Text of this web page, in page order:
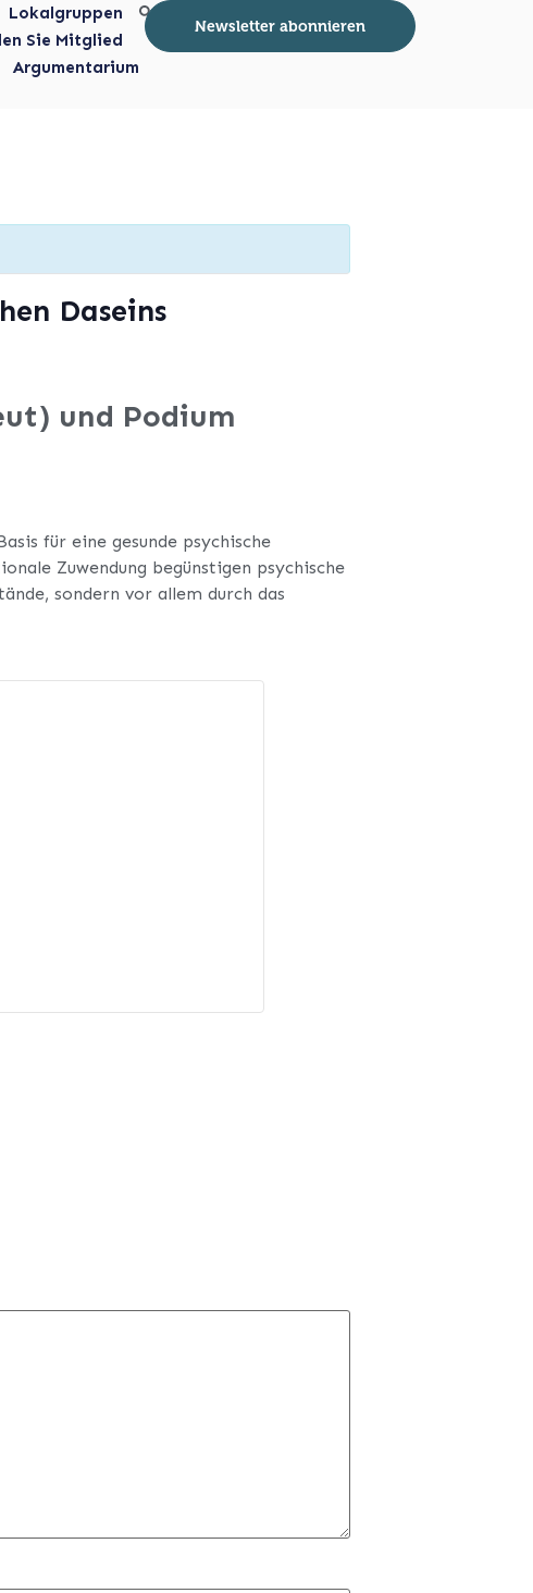
Lokalgruppen
Sie Mitglied
Argumentarium
Newsletter abonnieren
Daseins
und Podium
für eine gesunde psychische
Zuwendung begünstigen psychische
sondern vor allem durch das